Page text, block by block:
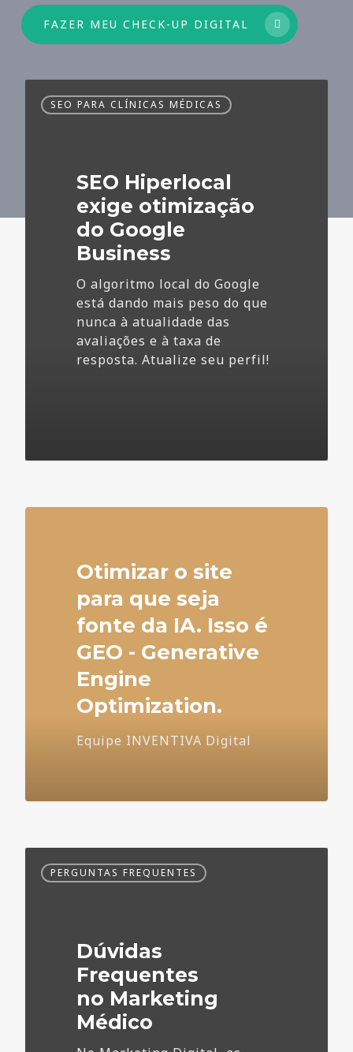
FAZER MEU CHECK-UP DIGITAL
Hiperlocal
Business
SEO PARA CLÍNICAS MÉDICAS
SEO Hiperlocal
exige otimização
do Google
Business
O algoritmo local do Google
está dando mais peso do que
nunca à atualidade das
avaliações e à taxa de
resposta. Atualize seu perfil!
Otimizar o site
para que seja
fonte da IA. Isso é
GEO - Generative
Engine
Optimization.
Equipe INVENTIVA Digital
Frequentes
PERGUNTAS FREQUENTES
Dúvidas
Frequentes
no Marketing
Médico